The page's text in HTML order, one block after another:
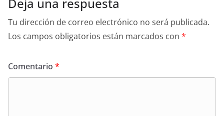
Tu dirección de correo electrónico no será publicada.
Los campos obligatorios están marcados con *
Comentario *